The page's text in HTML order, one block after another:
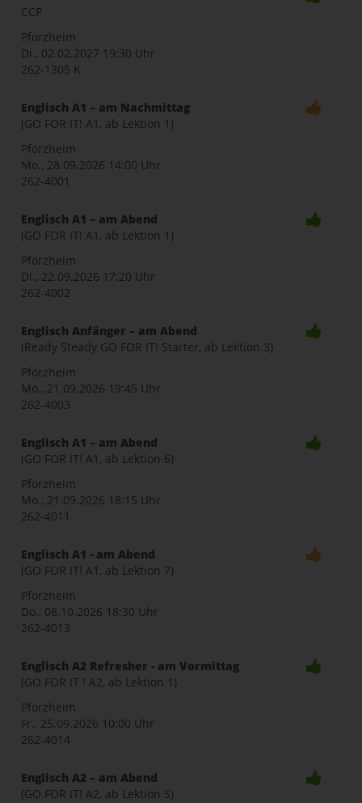
CCP
Pforzheim
Di., 02.02.2027 19:30 Uhr
262-1305 K
Englisch A1 – am Nachmittag
(GO FOR IT! A1, ab Lektion 1)
Pforzheim
Mo., 28.09.2026 14:00 Uhr
262-4001
Englisch A1 – am Abend
(GO FOR IT! A1, ab Lektion 1)
Pforzheim
Di., 22.09.2026 17:20 Uhr
262-4002
Englisch Anfänger – am Abend
(Ready Steady GO FOR IT! Starter, ab Lektion 3)
Pforzheim
Mo., 21.09.2026 19:45 Uhr
262-4003
Englisch A1 – am Abend
(GO FOR IT! A1, ab Lektion 6)
Pforzheim
Mo., 21.09.2026 18:15 Uhr
262-4011
Englisch A1 - am Abend
(GO FOR IT! A1, ab Lektion 7)
Pforzheim
Do., 08.10.2026 18:30 Uhr
262-4013
Englisch A2 Refresher - am Vormittag
(GO FOR IT ! A2, ab Lektion 1)
Pforzheim
Fr., 25.09.2026 10:00 Uhr
262-4014
Englisch A2 – am Abend
(GO FOR IT! A2, ab Lektion 5)